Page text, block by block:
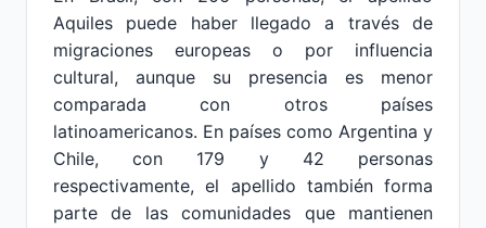
Aquiles puede haber llegado a través de
migraciones europeas o por influencia
cultural, aunque su presencia es menor
comparada con otros países
latinoamericanos. En países como Argentina y
Chile, con 179 y 42 personas
respectivamente, el apellido también forma
parte de las comunidades que mantienen